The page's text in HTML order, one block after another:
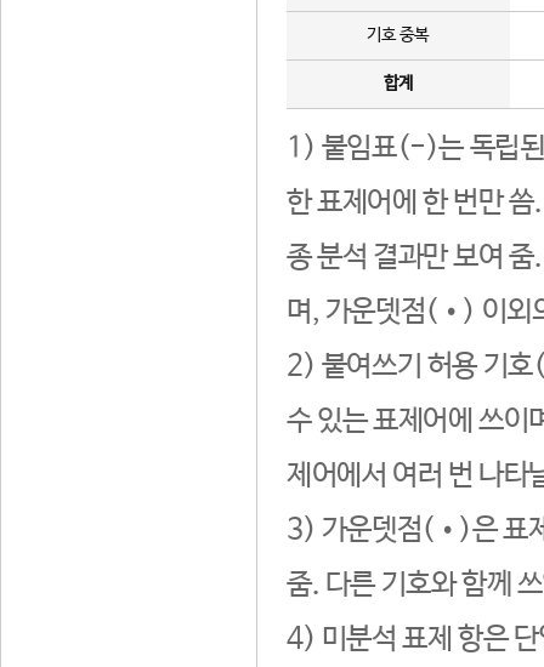
기호 중복
합계
1) 붙임표(-)는 독립된
한 표제어에 한 번만
종 분석 결과만 보여
며, 가운뎃점(•) 이외
2) 붙여쓰기 허용 기호
수 있는 표제어에 쓰이
제어에서 여러 번 나타
3) 가운뎃점(•)은 표
줌. 다른 기호와 함께
4) 미분석 표제 항은